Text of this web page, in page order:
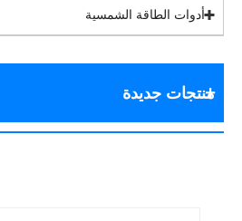
أدوات الطاقة الشمسية
منتجات جديدة